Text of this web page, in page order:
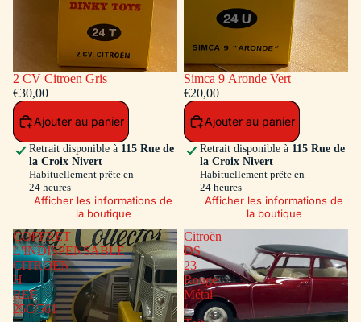
2 CV Citroen Gris
€30,00
Ajouter au panier
Retrait disponible à 115 Rue de
la Croix Nivert
Habituellement prête en
24 heures
Afficher les informations de
la boutique
Simca 9 Aronde Vert
€20,00
Ajouter au panier
Retrait disponible à 115 Rue de
la Croix Nivert
Habituellement prête en
24 heures
Afficher les informations de
la boutique
COFFRET
L'INDISPENSABLE
CITROEN
H
REF
25C/561
Citroën
DS
23
Rouge
Métal
/